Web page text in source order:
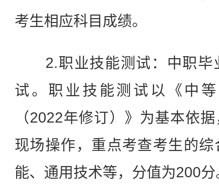
考生相应科目成绩。
2.职业技能测试：中职毕
试。职业技能测试以《中
（2022年修订）》为基本依
现场操作，重点考查考生的
能、通用技术等，分值为200分